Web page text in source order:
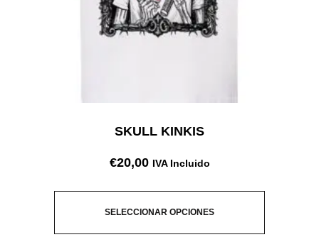
SKULL KINKIS
€20,00 IVA Incluido
SELECCIONAR OPCIONES